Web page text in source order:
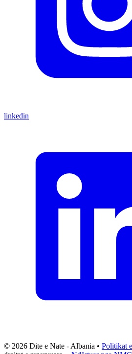
linkedin
© 2026 Dite e Nate - Albania • Politikat